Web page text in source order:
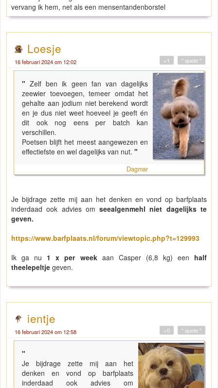
vervang ik hem, net als een mensentandenborstel
Loesje
16 februari 2024 om 12:02 " quote "
+1
"Zelf ben ik geen fan van dagelijks
zeewier toevoegen, temeer omdat het
gehalte aan jodium niet berekend wordt
en je dus niet weet hoeveel je geeft én
dit ook nog eens per batch kan
verschillen.
Poetsen blijft het meest aangewezen en
effectiefste en wel dagelijks van nut. "
Dagmar
Je bijdrage zette mij aan het denken en vond op barfplaats
inderdaad ook advies omseealgenmehl niet dagelijks te
geven.
https://www.barfplaats.nl/forum/viewtopic.php?t=129993
Ik ga nu 1 x per weekaan Casper (6,8 kg) een half
theelepeltje geven.
ientje
16 februari 2024 om 12:58 " quote "
+0
"
Je bijdrage zette mij aan het
denken en vond op barfplaats
inderdaad ook advies om